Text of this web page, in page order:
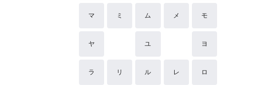
マ ミ ム メ モ
ヤ ユ ヨ
ラ リ ル レ ロ